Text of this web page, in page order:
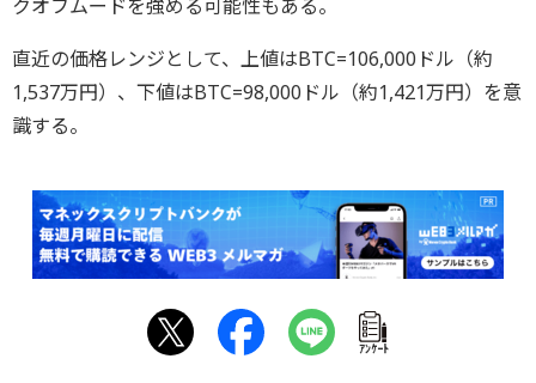
クオフムードを強める可能性もある。
直近の価格レンジとして、上値はBTC=106,000ドル（約
1,537万円）、下値はBTC=98,000ドル（約1,421万円）を意
識する。
ｱﾝｹｰﾄ